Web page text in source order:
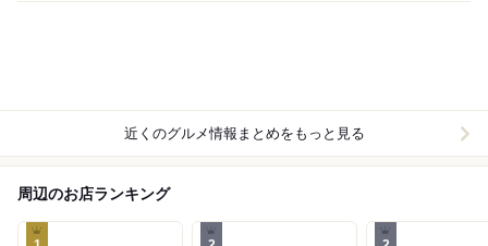
近くのグルメ情報まとめをもっと見る
周辺のお店ランキング